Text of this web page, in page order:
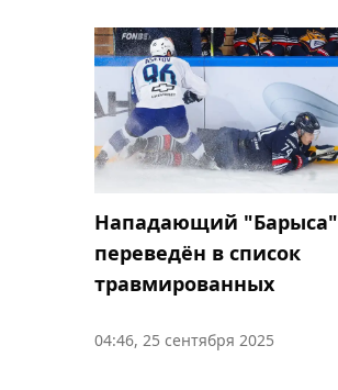
Нападающий "Барыса"
переведён в список
травмированных
04:46, 25 сентября 2025